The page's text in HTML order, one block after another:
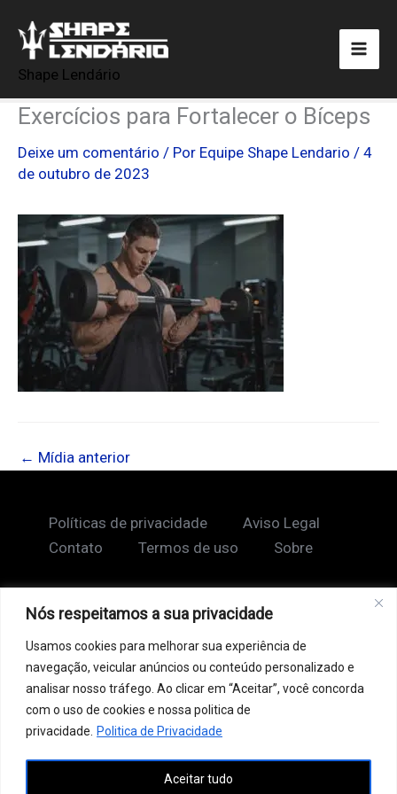
Nós respeitamos a sua privacidade
Usamos cookies para melhorar sua experiência de
navegação, veicular anúncios ou conteúdo personalizado e
analisar nosso tráfego. Ao clicar em “Aceitar”, você concorda
com o uso de cookies e nossa politica de
privacidade. Politica de Privacidade
Aceitar tudo
para
conteúdo
Shape Lendário
Exercícios para Fortalecer o Bíceps
Deixe um comentário / Por Equipe Shape Lendario / 4
de outubro de 2023
← Mídia anterior
Políticas de privacidade
Aviso Legal
Contato
Termos de uso Sobre
Ao acessar este site, você concorda com nossos
Termos de Uso e Política de Privacidade. Este site
pode conter links patrocinados, incluindo do Google
AdSense, e links de afiliados. Podemos receber uma
comissão por vendas feitas através desses links. o
conteúdo aqui presente, incluindo textos, é protegido